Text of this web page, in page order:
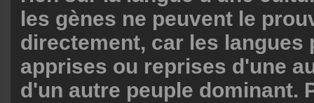
les gènes ne peuvent le
directement, car les langues
apprises ou reprises d'une
d'un autre peuple dominant.